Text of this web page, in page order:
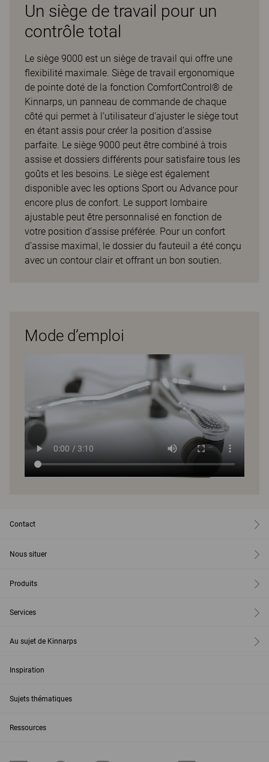
Un siège de travail pour un
contrôle total
Le siège 9000 est un siège de travail qui offre une
flexibilité maximale. Siège de travail ergonomique
de pointe doté de la fonction ComfortControl® de
Kinnarps, un panneau de commande de chaque
côté qui permet à l’utilisateur d’ajuster le siège tout
en étant assis pour créer la position d’assise
parfaite. Le siège 9000 peut être combiné à trois
assise et dossiers différents pour satisfaire tous les
goûts et les besoins. Le siège est également
disponible avec les options Sport ou Advance pour
encore plus de confort. Le support lombaire
ajustable peut être personnalisé en fonction de
votre position d’assise préférée. Pour un confort
d’assise maximal, le dossier du fauteuil a été conçu
avec un contour clair et offrant un bon soutien.
Mode d’emploi
Contact
Nous situer
Produits
Services
Au sujet de Kinnarps
Inspiration
Sujets thématiques
Ressources